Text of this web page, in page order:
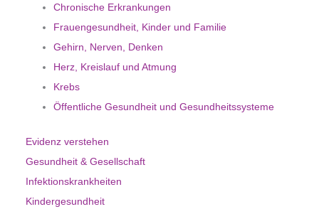
Chronische Erkrankungen
Frauengesundheit, Kinder und Familie
Gehirn, Nerven, Denken
Herz, Kreislauf und Atmung
Krebs
Öffentliche Gesundheit und Gesundheitssysteme
Evidenz verstehen
Gesundheit & Gesellschaft
Infektionskrankheiten
Kindergesundheit